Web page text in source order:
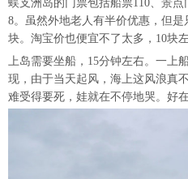
蜈支洲岛的门票包括船票110、景
8。虽然外地老人有半价优惠，但
块。淘宝价也便宜不了太多，10块左
上岛需要坐船，15分钟左右。一上
现，由于当天起风，海上这风浪真
难受得要死，娃就在不停地哭。好